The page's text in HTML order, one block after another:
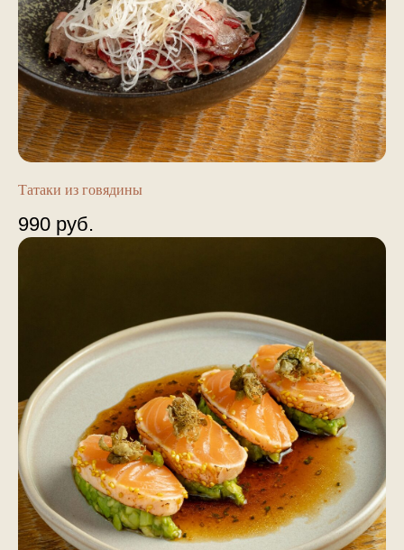
Татаки из говядины
990 руб.